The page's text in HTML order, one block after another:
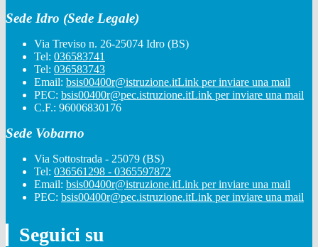
Sede Idro (Sede Legale)
Via Treviso n. 26-25074 Idro (BS)
Tel: 036583741
Tel: 036583743
Email: bsis00400r@istruzione.itLink per inviare una mail
PEC: bsis00400r@pec.istruzione.itLink per inviare una mail
C.F.: 96006830176
Sede Vobarno
Via Sottostrada - 25079 (BS)
Tel: 036561298 - 0365597872
Email: bsis00400r@istruzione.itLink per inviare una mail
PEC: bsis00400r@pec.istruzione.itLink per inviare una mail
Seguici su